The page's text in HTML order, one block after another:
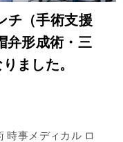
チ（手術支援
弁形成術・三
ました。
時事メディカル ロ